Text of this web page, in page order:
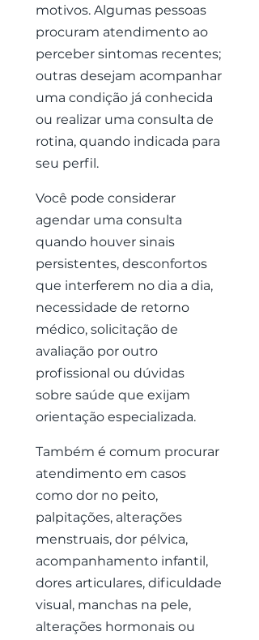
motivos. Algumas pessoas
procuram atendimento ao
perceber sintomas recentes;
outras desejam acompanhar
uma condição já conhecida
ou realizar uma consulta de
rotina, quando indicada para
seu perfil.
Você pode considerar
agendar uma consulta
quando houver sinais
persistentes, desconfortos
que interferem no dia a dia,
necessidade de retorno
médico, solicitação de
avaliação por outro
profissional ou dúvidas
sobre saúde que exijam
orientação especializada.
Também é comum procurar
atendimento em casos
como dor no peito,
palpitações, alterações
menstruais, dor pélvica,
acompanhamento infantil,
dores articulares, dificuldade
visual, manchas na pele,
alterações hormonais ou